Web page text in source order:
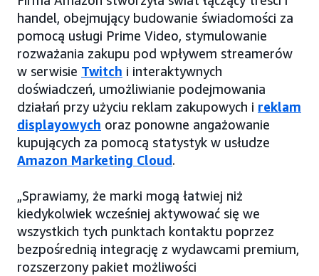
handel, obejmujący budowanie świadomości za
pomocą usługi Prime Video, stymulowanie
rozważania zakupu pod wpływem streamerów
w serwisie Twitch i interaktywnych
doświadczeń, umożliwianie podejmowania
działań przy użyciu reklam zakupowych i reklam
displayowych oraz ponowne angażowanie
kupujących za pomocą statystyk w usłudze
Amazon Marketing Cloud.
„Sprawiamy, że marki mogą łatwiej niż
kiedykolwiek wcześniej aktywować się we
wszystkich tych punktach kontaktu poprzez
bezpośrednią integrację z wydawcami premium,
rozszerzony pakiet możliwości